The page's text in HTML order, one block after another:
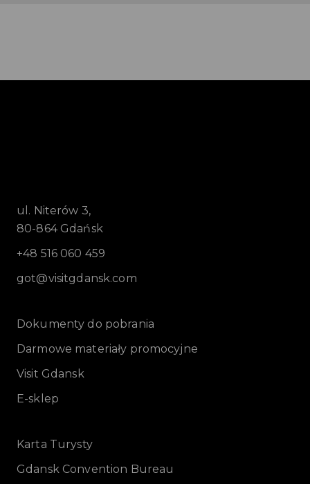
ul. Niterów 3,
80-864 Gdańsk
+48 516 060 459
got@visitgdansk.com
Dokumenty do pobrania
Darmowe materiały promocyjne
Visit Gdansk
E-sklep
Karta Turysty
Gdansk Convention Bureau